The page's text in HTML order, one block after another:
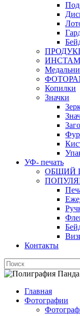
Копилки
Значки
УФ- печать
ОБЩИЙ
Контакты
Главная
Фотографии